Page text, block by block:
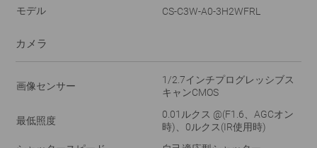
モデル CS-C3W-A0-3H2WFRL
カメラ
画像センサー
1/2.7インチプログレッシブス
キャンCMOS
最低照度
0.01ルクス @(F1.6、AGCオン
時)、0ルクス(IR使用時)